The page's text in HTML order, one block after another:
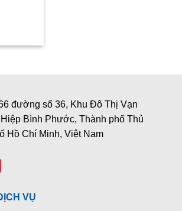
đường số 36, Khu Đô Thị Vạn
Bình Phước, Thành phố Thủ
Hồ Chí Minh, Việt Nam
VỤ